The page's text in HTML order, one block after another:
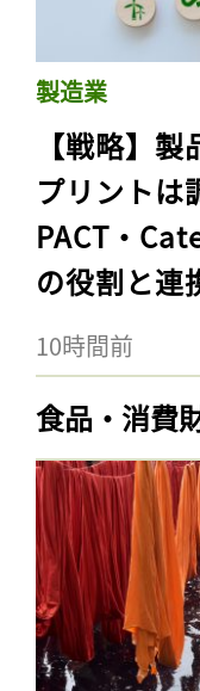
製造業
【戦略】
プリントは
PACT・
の役割と連
10時間前
食品・消費